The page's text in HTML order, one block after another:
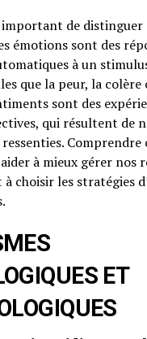
de
émotions sont des
à un
que la peur, la colère
sont des
qui résultent de
Comprendre
à mieux gérer nos
choisir les stratégies
ET